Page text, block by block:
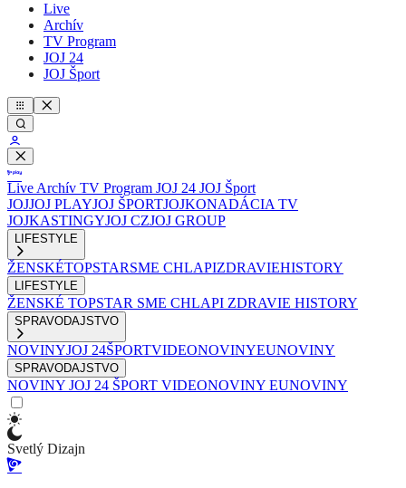
Live
Archív
TV Program
JOJ 24
JOJ Šport
Live Archív TV Program JOJ 24 JOJ Šport
JOJJOJ PLAYJOJ ŠPORTJOJKONADÁCIA TV
JOJKASTINGYJOJ CZJOJ GROUP
LIFESTYLE
ŽENSKÉTOPSTARSME CHLAPIZDRAVIEHISTORY
LIFESTYLE
ŽENSKÉ TOPSTAR SME CHLAPI ZDRAVIE HISTORY
SPRAVODAJSTVO
NOVINYJOJ 24ŠPORTVIDEONOVINYEUNOVINY
SPRAVODAJSTVO
NOVINY JOJ 24 ŠPORT VIDEONOVINY EUNOVINY
Svetlý Dizajn